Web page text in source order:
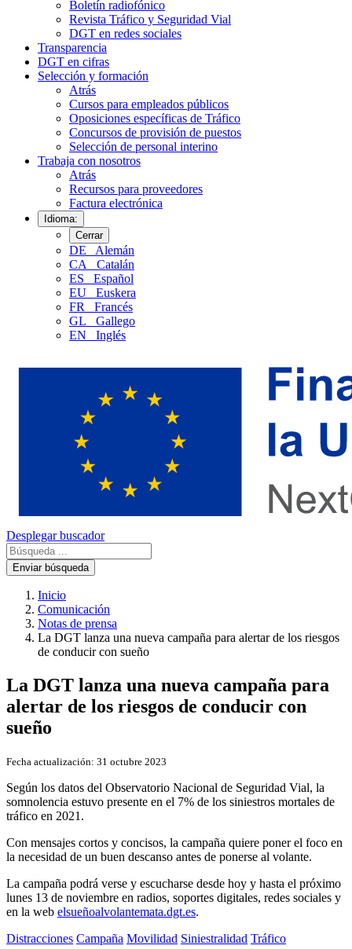
Boletín radiofónico
Revista Tráfico y Seguridad Vial
DGT en redes sociales
Transparencia
DGT en cifras
Selección y formación
Atrás
Cursos para empleados públicos
Oposiciones específicas de Tráfico
Concursos de provisión de puestos
Selección de personal interino
Trabaja con nosotros
Atrás
Recursos para proveedores
Factura electrónica
Idioma:
Cerrar
DE
Alemán
CA
Catalán
ES
Español
EU
Euskera
FR
Francés
GL
Gallego
EN
Inglés
Desplegar buscador
Enviar búsqueda
Inicio
Comunicación
Notas de prensa
La DGT lanza una nueva campaña para alertar de los riesgos
de conducir con sueño
La DGT lanza una nueva campaña para
alertar de los riesgos de conducir con
sueño
Fecha actualización: 31 octubre 2023
Según los datos del Observatorio Nacional de Seguridad Vial, la
somnolencia estuvo presente en el 7% de los siniestros mortales de
tráfico en 2021.
Con mensajes cortos y concisos, la campaña quiere poner el foco en
la necesidad de un buen descanso antes de ponerse al volante.
La campaña podrá verse y escucharse desde hoy y hasta el próximo
lunes 13 de noviembre en radios, soportes digitales, redes sociales y
en la web elsueñoalvolantemata.dgt.es.
Distracciones Campaña Movilidad Siniestralidad Tráfico